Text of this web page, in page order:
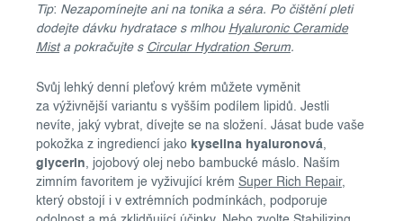
Tip: Nezapomínejte ani na tonika a séra. Po čištění pleti
dodejte dávku hydratace s mlhou Hyaluronic Ceramide
Mista pokračujte s Circular Hydration Serum.
Svůj lehký denní pleťový krém můžete vyměnit
za výživnější variantu s vyšším podílem lipidů. Jestli
nevíte, jaký vybrat, dívejte se na složení. Jásat bude vaše
pokožka z ingrediencí jako kyselina hyaluronová,
glycerin, jojobový olej nebo bambucké máslo. Naším
zimním favoritem je vyživující krém Super Rich Repair,
který obstojí i v extrémních podmínkách, podporuje